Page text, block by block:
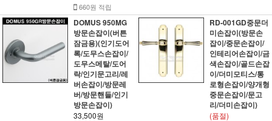
660원 적립
DOMUS 950MG
방문손잡이(버튼
잠금용)(인기도어
록/도무스손잡이/
도무스메탈/도어
락/인기문고리/레
버손잡이/방문레
버/방문핸들/인기
방문손잡이)
33,500원
RD-001GD중문더
미손잡이(방문손
잡이/중문손잡이/
인테리어손잡이/금
색손잡이/골드손잡
이/더미모티스/통
로형손잡이/양개형
중문손잡이/문고
리/더미손잡이)
(품절)